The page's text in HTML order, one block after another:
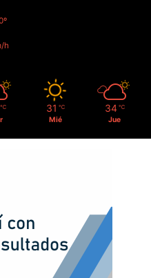
h
℃ 31 ℃
Mié
34 ℃
Jue